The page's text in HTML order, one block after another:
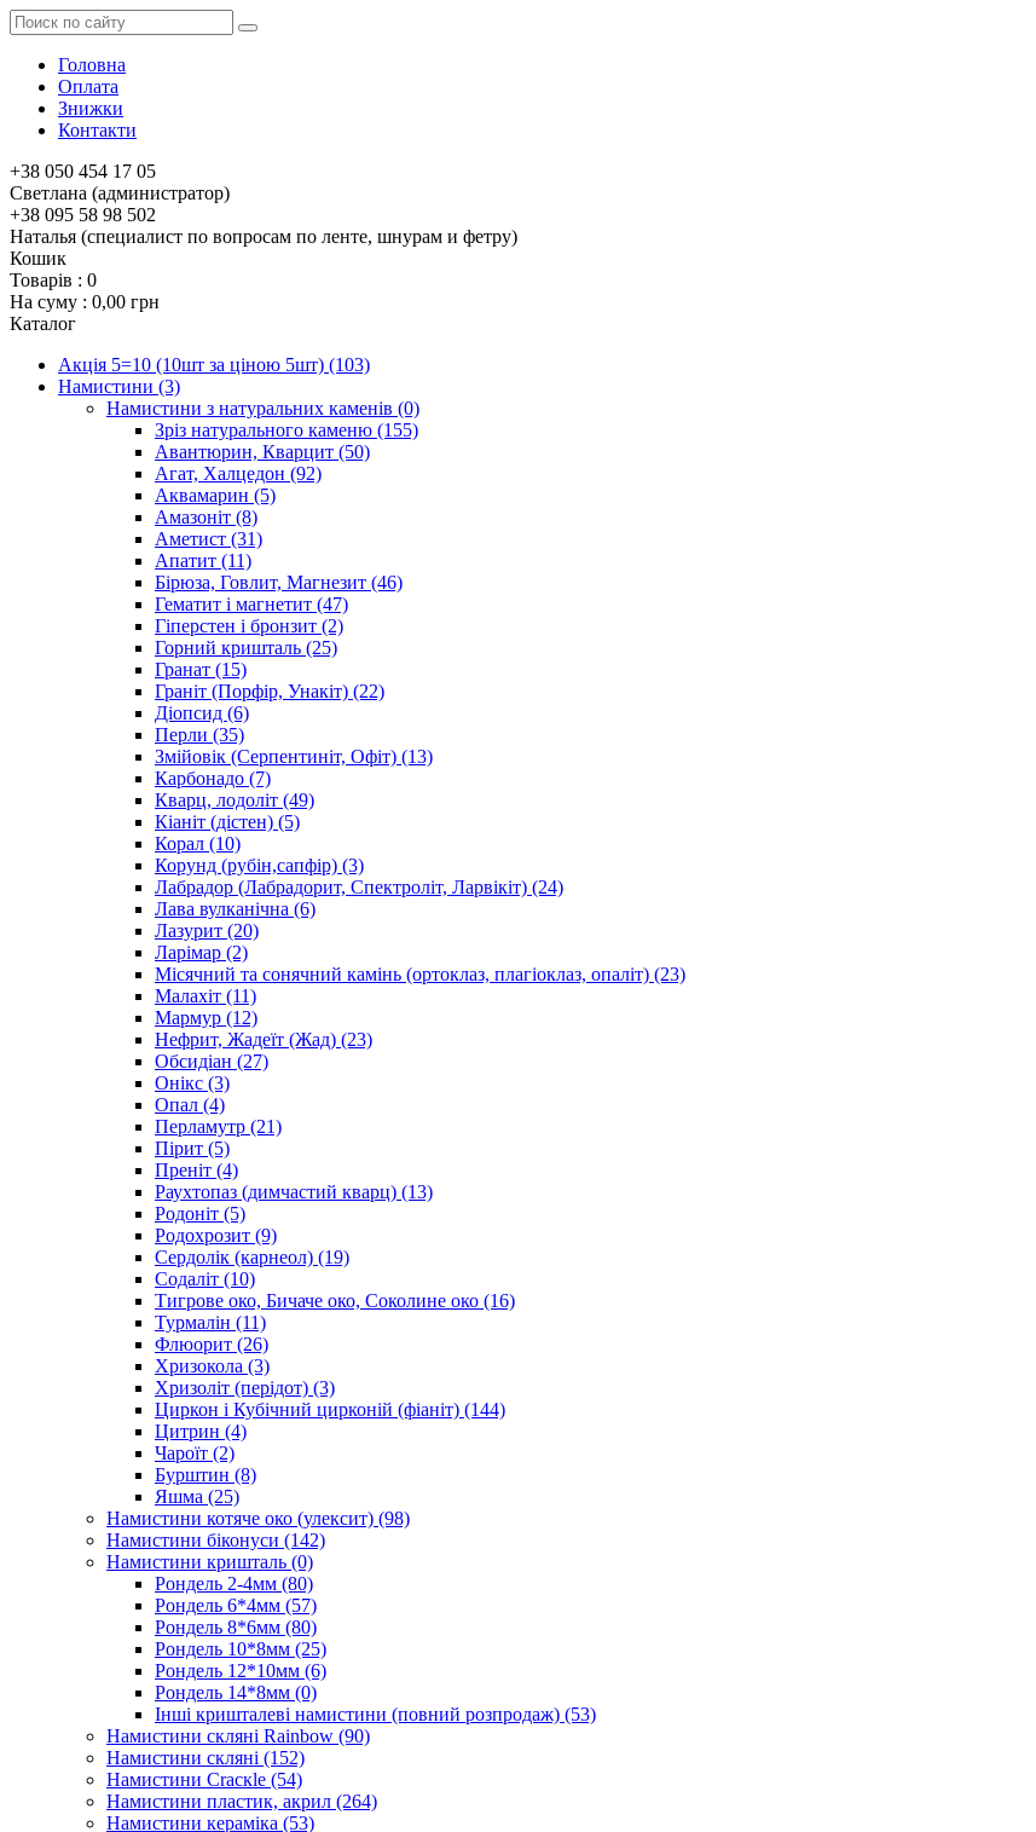
Головна
Оплата
Знижки
Контакти
+38 050 454 17 05
Светлана (администратор)
+38 095 58 98 502
Наталья (специалист по вопросам по ленте, шнурам и фетру)
Кошик
Товарів : 0
На суму : 0,00 грн
Каталог
Акція 5=10 (10шт за ціною 5шт) (103)
Намистини (3)
Намистини з натуральних каменів (0)
Зріз натурального каменю (155)
Авантюрин, Кварцит (50)
Агат, Халцедон (92)
Аквамарин (5)
Амазоніт (8)
Аметист (31)
Апатит (11)
Бірюза, Говлит, Магнезит (46)
Гематит і магнетит (47)
Гіперстен і бронзит (2)
Горний кришталь (25)
Гранат (15)
Граніт (Порфір, Унакіт) (22)
Діопсид (6)
Перли (35)
Змійовік (Серпентиніт, Офіт) (13)
Карбонадо (7)
Кварц, лодоліт (49)
Кіаніт (дістен) (5)
Корал (10)
Корунд (рубін,сапфір) (3)
Лабрадор (Лабрадорит, Спектроліт, Ларвікіт) (24)
Лава вулканічна (6)
Лазурит (20)
Ларімар (2)
Місячний та сонячний камінь (ортоклаз, плагіоклаз, опаліт) (23)
Малахіт (11)
Мармур (12)
Нефрит, Жадеїт (Жад) (23)
Обсидіан (27)
Онікс (3)
Опал (4)
Перламутр (21)
Пірит (5)
Преніт (4)
Раухтопаз (димчастий кварц) (13)
Родоніт (5)
Родохрозит (9)
Сердолік (карнеол) (19)
Содаліт (10)
Тигрове око, Бичаче око, Соколине око (16)
Турмалін (11)
Флюорит (26)
Хризокола (3)
Хризоліт (перідот) (3)
Циркон і Кубічний цирконій (фіаніт) (144)
Цитрин (4)
Чароїт (2)
Бурштин (8)
Яшма (25)
Намистини котяче око (улексит) (98)
Намистини біконуси (142)
Намистини кришталь (0)
Рондель 2-4мм (80)
Рондель 6*4мм (57)
Рондель 8*6мм (80)
Рондель 10*8мм (25)
Рондель 12*10мм (6)
Рондель 14*8мм (0)
Інші кришталеві намистини (повний розпродаж) (53)
Намистини скляні Rainbow (90)
Намистини скляні (152)
Намистини Cracкle (54)
Намистини пластик, акрил (264)
Намистини кераміка (53)